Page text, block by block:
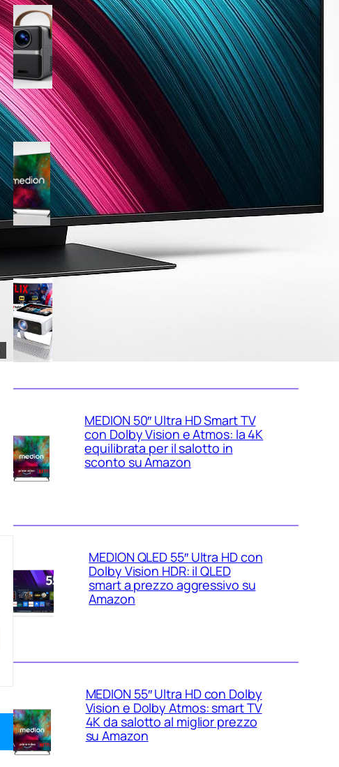
WiMiUS proiettore portatile 4K
smart con Netflix ready, il mini
cinema tascabile in promo su
Amazon
Medion 55″ QLED 4K
MD855701, smart TV completa
con Dolby Vision e app
integrate in offerta su Amazon
MEDION 50″ Ultra HD Smart TV
con Dolby Vision e Atmos: la 4K
equilibrata per il salotto in
sconto su Amazon
MEDION QLED 55″ Ultra HD con
Dolby Vision HDR: il QLED
smart a prezzo aggressivo su
Amazon
MEDION 55″ Ultra HD con Dolby
Vision e Dolby Atmos: smart TV
4K da salotto al miglior prezzo
su Amazon